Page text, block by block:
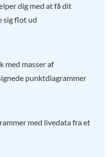
dig med at få dit
sig flot ud
med masser af
punktdiagrammer
med livedata fra et